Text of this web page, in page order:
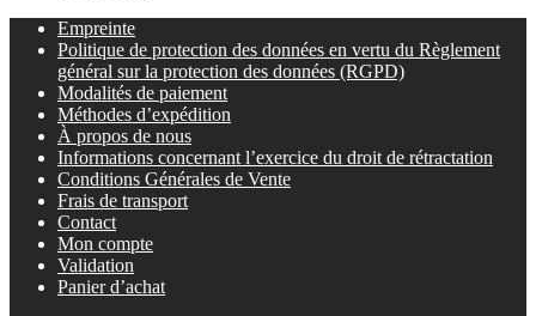
Empreinte
Politique de protection des données en vertu du Règlement
général sur la protection des données (RGPD)
Modalités de paiement
Méthodes d’expédition
À propos de nous
Informations concernant l’exercice du droit de rétractation
Conditions Générales de Vente
Frais de transport
Contact
Mon compte
Validation
Panier d’achat